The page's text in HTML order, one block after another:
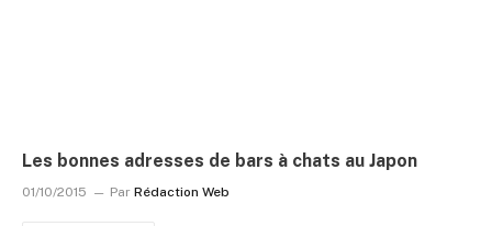
Les bonnes adresses de bars à chats au Japon
01/10/2015 Par Rédaction Web